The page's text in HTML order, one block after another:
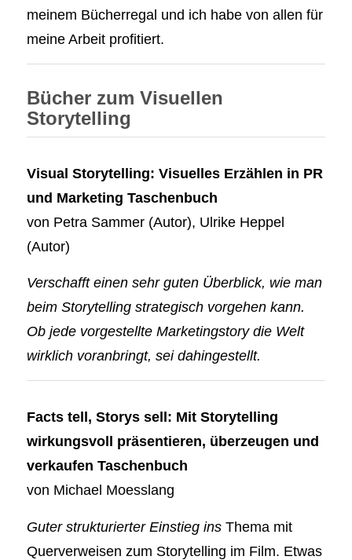
meinem Bücherregal und ich habe von allen für
meine Arbeit profitiert.
Bücher zum Visuellen
Storytelling
Visual Storytelling: Visuelles Erzählen in PR
und Marketing Taschenbuch
von Petra Sammer (Autor), Ulrike Heppel
(Autor)
Verschafft einen sehr guten Überblick, wie man
beim Storytelling strategisch vorgehen kann.
Ob jede vorgestellte Marketingstory die Welt
wirklich voranbringt, sei dahingestellt.
Facts tell, Storys sell: Mit Storytelling
wirkungsvoll präsentieren, überzeugen und
verkaufen Taschenbuch
von Michael Moesslang
Guter strukturierter Einstieg ins Thema mit
Querverweisen zum Storytelling im Film. Etwas